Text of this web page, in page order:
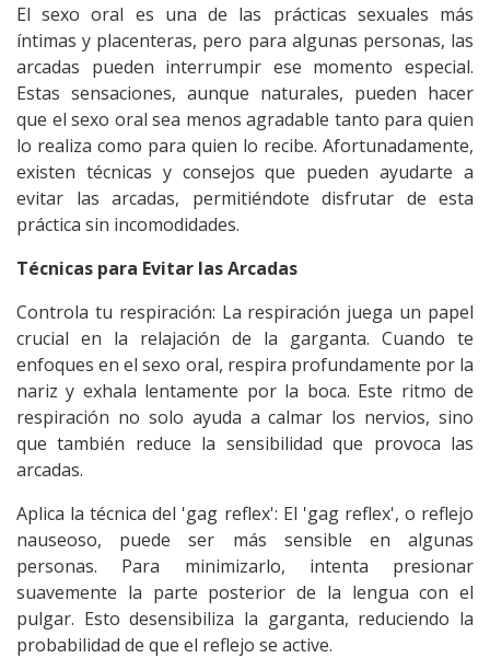
Elsexo oral es una de las prácticas sexuales más
íntimas y placenteras, pero para algunas personas, las
arcadas pueden interrumpir ese momento especial.
Estas sensaciones, aunque naturales, pueden hacer
que el sexo oral sea menos agradable tanto para quien
lo realiza como para quien lo recibe. Afortunadamente,
existen técnicas y consejos que pueden ayudarte a
evitar las arcadas, permitiéndote disfrutar de esta
práctica sin incomodidades.
Técnicas para Evitar las Arcadas
Controla tu respiración: La respiración juega un papel
crucial en la relajación de la garganta. Cuando te
enfoques en elsexo oral, respira profundamente por la
nariz y exhala lentamente por la boca. Este ritmo de
respiración no solo ayuda a calmar los nervios, sino
que también reduce la sensibilidad que provoca las
arcadas.
Aplica la técnica del 'gag reflex': El 'gag reflex', o reflejo
nauseoso, puede ser más sensible en algunas
personas. Para minimizarlo, intenta presionar
suavemente la parte posterior de la lengua con el
pulgar. Esto desensibiliza la garganta, reduciendo la
probabilidad de que el reflejo se active.